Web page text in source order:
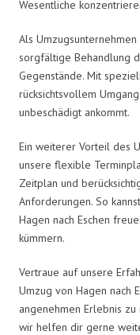
Wesentliche
Als
sorgfältige Behandlung
Gegenstände. Mit
rücksichtsvollem
unbeschädigt ankommt.
Ein weiterer Vorteil des
unsere flexible
Zeitplan und
Anforderungen. So
Hagen nach Eschen
kümmern.
Vertraue auf unsere
Umzug von Hagen nach
angenehmen Erlebnis zu
wir helfen dir gerne